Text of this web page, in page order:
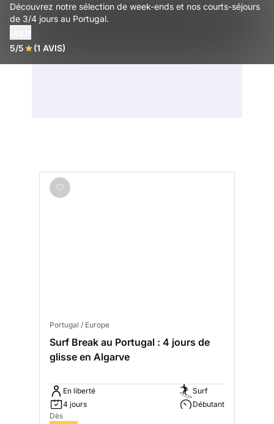
Découvrez notre sélection de week-ends et nos courts-séjours
de 3/4 jours au Portugal.
5/5 (1 AVIS)
Portugal / Europe
Surf Break au Portugal : 4 jours de
glisse en Algarve
En liberté
4 jours
Surf
Débutant
Dès